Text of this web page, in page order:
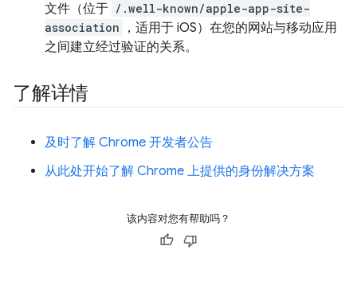
文件（位于 /.well-known/apple-app-site-
association
，适用于 iOS）在您的网站与移动应用
之间建立经过验证的关系。
了解详情
及时了解 Chrome 开发者公告
从此处开始了解 Chrome 上提供的身份解决方案
该内容对您有帮助吗？